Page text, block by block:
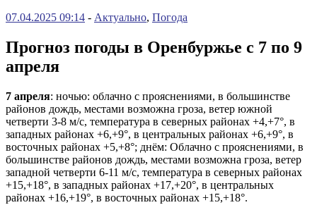
07.04.2025 09:14 - Актуально, Погода
Прогноз погоды в Оренбуржье с 7 по 9
апреля
7 апреля: ночью: облачно с прояснениями, в большинстве
районов дождь, местами возможна гроза, ветер южной
четверти 3-8 м/с, температура в северных районах +4,+7°, в
западных районах +6,+9°, в центральных районах +6,+9°, в
восточных районах +5,+8°; днём: Облачно с прояснениями, в
большинстве районов дождь, местами возможна гроза, ветер
западной четверти 6-11 м/с, температура в северных районах
+15,+18°, в западных районах +17,+20°, в центральных
районах +16,+19°, в восточных районах +15,+18°.